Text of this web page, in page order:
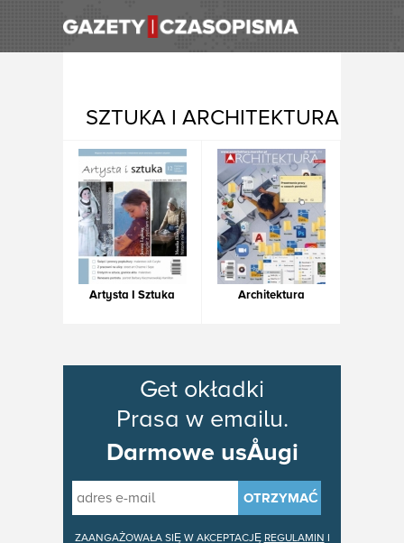
SZTUKA I ARCHITEKTURA
Artysta I Sztuka Architektura
Get okładki
Prasa w emailu.
Darmowe usÅugi
OTRZYMAĆ
ZAANGAŻOWAŁA SIĘ W AKCEPTACJĘ REGULAMIN I